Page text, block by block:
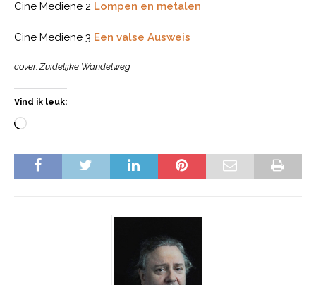
Cine Mediene 2 Lompen en metalen
Cine Mediene 3 Een valse Ausweis
cover: Zuidelijke Wandelweg
Vind ik leuk: